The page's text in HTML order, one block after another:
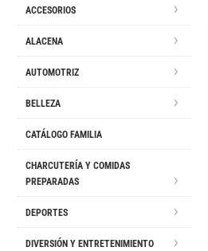
ACCESORIOS
ALACENA
AUTOMOTRIZ
BELLEZA
CATÁLOGO FAMILIA
CHARCUTERÍA Y COMIDAS
PREPARADAS
DEPORTES
DIVERSIÓN Y ENTRETENIMIENTO